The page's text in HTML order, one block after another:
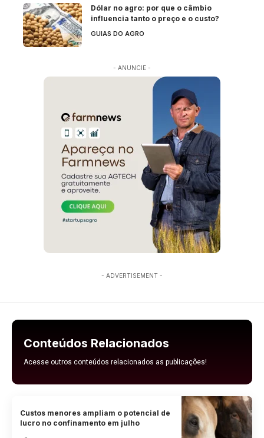
Dólar no agro: por que o câmbio
influencia tanto o preço e o custo?
GUIAS DO AGRO
- ANUNCIE -
- ADVERTISEMENT -
Conteúdos Relacionados
Acesse outros conteúdos relacionados as publicações!
Custos menores ampliam o potencial de
lucro no confinamento em julho